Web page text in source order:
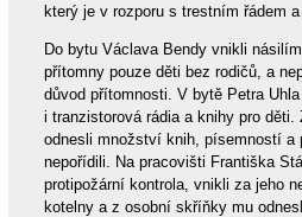
který je v rozporu s trestním řádem
Do bytu Václava Bendy vnikli
přítomny pouze děti bez rodičů, a
důvod přítomnosti. V bytě Petra
i tranzistorová rádia a knihy pro děti.
odnesli množství knih, písemností a
nepořídili. Na pracovišti Františka
protipožární kontrola, vnikli za jeho
kotelny a z osobní skříňky mu